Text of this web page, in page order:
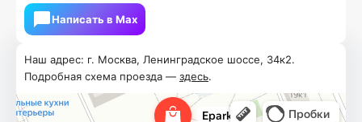
Наш адрес: г. Москва, Ленинградское шоссе, 34к2.
Подробная схема проезда — здесь.
Написать в Мах